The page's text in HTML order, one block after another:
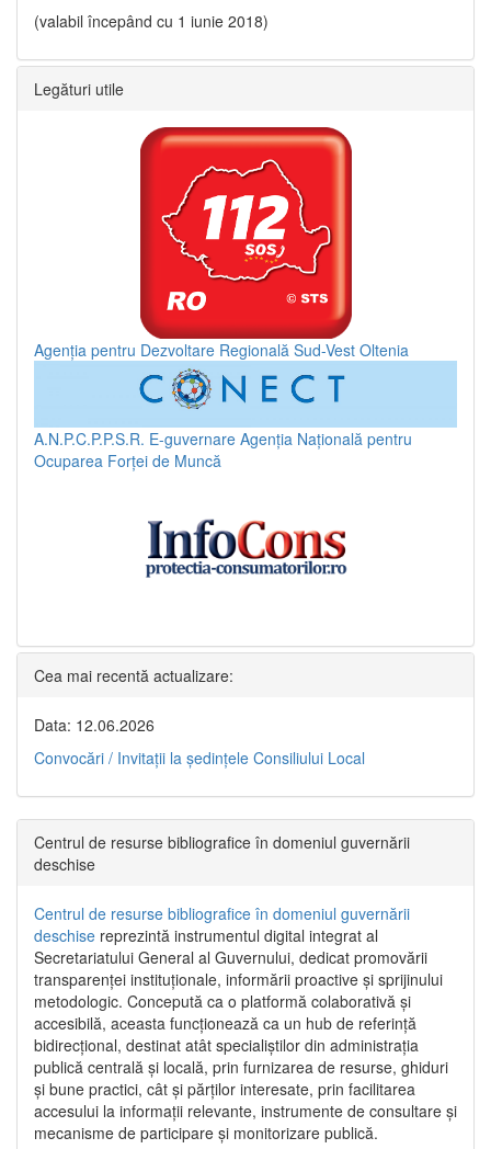
(valabil începând cu 1 iunie 2018)
Legături utile
Agenția pentru Dezvoltare Regională Sud-Vest Oltenia
A.N.P.C.P.P.S.R. E-guvernare Agenția Națională pentru
Ocuparea Forței de Muncă
Cea mai recentă actualizare:
Data: 12.06.2026
Convocări / Invitaţii la şedinţele Consiliului Local
Centrul de resurse bibliografice în domeniul guvernării
deschise
Centrul de resurse bibliografice în domeniul guvernării
deschise reprezintă instrumentul digital integrat al
Secretariatului General al Guvernului, dedicat promovării
transparenței instituționale, informării proactive și sprijinului
metodologic. Concepută ca o platformă colaborativă și
accesibilă, aceasta funcționează ca un hub de referință
bidirecțional, destinat atât specialiștilor din administrația
publică centrală și locală, prin furnizarea de resurse, ghiduri
și bune practici, cât și părților interesate, prin facilitarea
accesului la informații relevante, instrumente de consultare și
mecanisme de participare și monitorizare publică.